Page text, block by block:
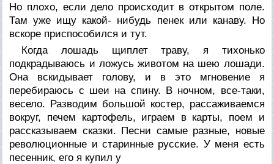
Но плохо, если дело происходит в открытом поле.
Там уже ищу какой- нибудь пенек или канаву. Но
вскоре приспособился и тут.
Когда лошадь щиплет траву, я тихонько
подкрадываюсь и ложусь животом на шею лошади.
Она вскидывает голову, и в это мгновение я
перебираюсь с шеи на спину. В ночном, все-таки,
весело. Разводим большой костер, рассаживаемся
вокруг, печем картофель, играем в карты, поем и
рассказываем сказки. Песни самые разные, новые
революционные и старинные русские. У меня есть
песенник, его я купил у